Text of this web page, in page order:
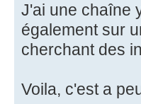
J'ai une chaîne
également sur
cherchant des
Voila, c'est a